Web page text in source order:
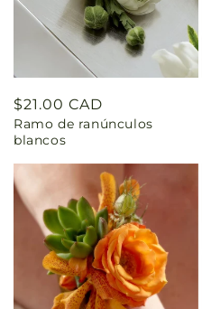
Precio
habitual
$21.00 CAD
Ramo de ranúnculos
blancos